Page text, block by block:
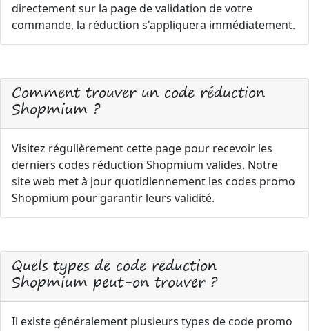
directement sur la page de validation de votre
commande, la réduction s'appliquera immédiatement.
Comment trouver un code réduction
Shopmium ?
Visitez régulièrement cette page pour recevoir les
derniers codes réduction Shopmium valides. Notre
site web met à jour quotidiennement les codes promo
Shopmium pour garantir leurs validité.
Quels types de code reduction
Shopmium peut-on trouver ?
Il existe généralement plusieurs types de code promo